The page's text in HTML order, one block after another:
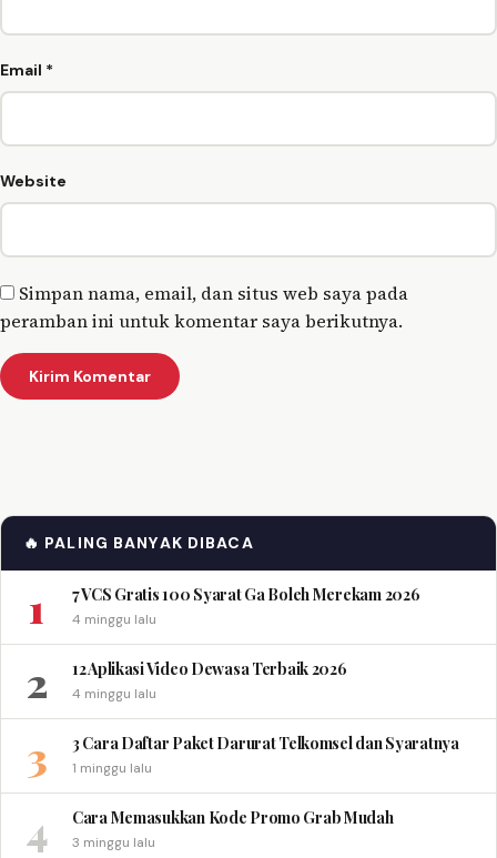
Email *
Website
Simpan nama, email, dan situs web saya pada
peramban ini untuk komentar saya berikutnya.
🔥 PALING BANYAK DIBACA
1 7 VCS Gratis 100 Syarat Ga Boleh Merekam 2026
4 minggu lalu
2 12 Aplikasi Video Dewasa Terbaik 2026
4 minggu lalu
3 3 Cara Daftar Paket Darurat Telkomsel dan Syaratnya
1 minggu lalu
4 Cara Memasukkan Kode Promo Grab Mudah
3 minggu lalu